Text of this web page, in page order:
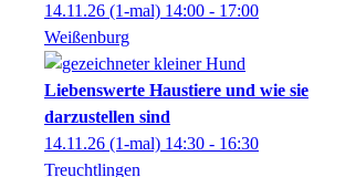
14.11.26 (1-mal) 14:00 - 17:00
Weißenburg
Liebenswerte Haustiere und wie sie
darzustellen sind
14.11.26 (1-mal) 14:30 - 16:30
Treuchtlingen